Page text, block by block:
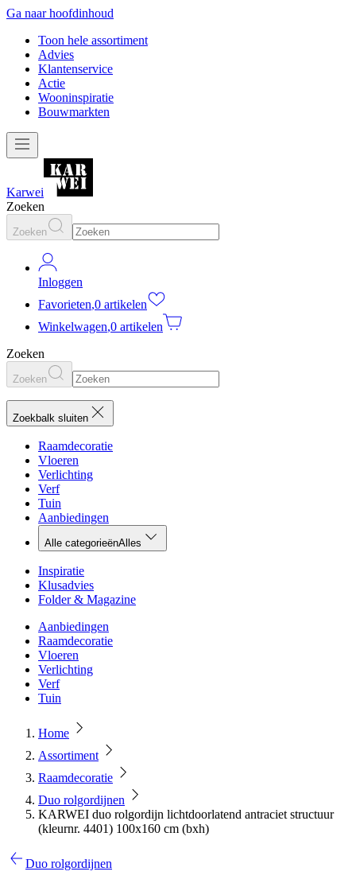
Ga naar hoofdinhoud
Toon hele assortiment
Advies
Klantenservice
Actie
Wooninspiratie
Bouwmarkten
Karwei
Zoeken
Zoeken
Inloggen
Favorieten,0 artikelen
Winkelwagen,0 artikelen
Zoeken
Zoeken
Zoekbalk sluiten
Raamdecoratie
Vloeren
Verlichting
Verf
Tuin
Aanbiedingen
Alle categorieënAlles
Inspiratie
Klusadvies
Folder & Magazine
Aanbiedingen
Raamdecoratie
Vloeren
Verlichting
Verf
Tuin
Home
Assortiment
Raamdecoratie
Duo rolgordijnen
KARWEI duo rolgordijn lichtdoorlatend antraciet structuur
(kleurnr. 4401) 100x160 cm (bxh)
Duo rolgordijnen